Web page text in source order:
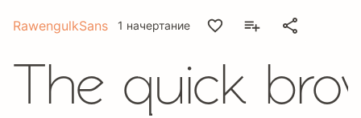
RawengulkSans 1 начертание
The quick